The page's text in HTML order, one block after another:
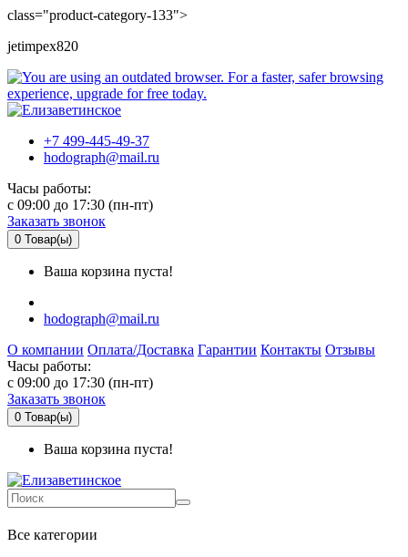
class="product-category-133">
jetimpex820
+7 499-445-49-37
hodograph@mail.ru
Часы работы:
c 09:00 до 17:30 (пн-пт)
Заказать звонок
0 Товар(ы)
Ваша корзина пуста!
hodograph@mail.ru
О компании Оплата/Доставка Гарантии Контакты Отзывы
Часы работы:
c 09:00 до 17:30 (пн-пт)
Заказать звонок
0 Товар(ы)
Ваша корзина пуста!
Все категории